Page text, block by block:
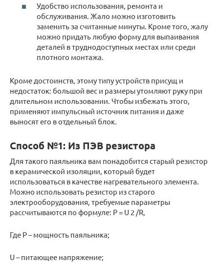
Удобство использования, ремонта и
обслуживания. Жало можно изготовить
заменить за считанные минуты. Кроме того, жалу
можно придать любую форму для выпаивания
деталей в труднодоступных местах или среди
плотного монтажа.
Кроме достоинств, этому типу устройств присущ и
недостаток: большой вес и размеры утомляют руку при
длительном использовании. Чтобы избежать этого,
применяют импульсный источник питания и даже
выносят его в отдельный блок.
Способ №1: Из ПЭВ резистора
Для такого паяльника вам понадобится старый резистор
в керамической изоляции, который будет
использоваться в качестве нагревательного элемента.
Можно использовать резистор из старого
электрооборудования, требуемые параметры
рассчитываются по формуле: P = U 2 /R,
Где P – мощность паяльника;
U – питающее напряжение;